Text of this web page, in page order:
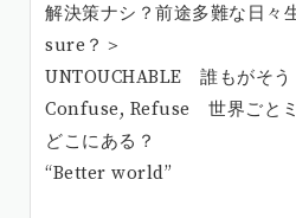
解決策ナシ？前途多難な日
sure？＞
UNTOUCHABLE 誰もがそう
Confuse, Refuse 世界ごと
どこにある？
“Better world”